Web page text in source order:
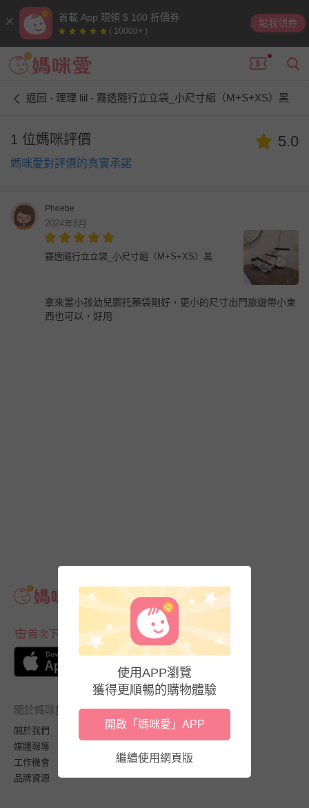
首載 App 現領 $ 100 折價券
( 10000+ )
點我領券
返回 - 理理 liil - 霧透隨行立立袋_小尺寸組（M+S+XS）黑
1 位媽咪評價
媽咪愛對評價的真實承諾
5.0
Phoebe
2024年8月
霧透隨行立立袋_小尺寸組（M+S+XS）黑
拿來當小孩幼兒園托藥袋剛好，更小的尺寸出門旅遊帶小東
西也可以，好用
首次下載APP送$100折價券
關於媽咪愛
關於我們
媒體報導
工作機會
品牌資源
使用APP瀏覽
獲得更順暢的購物體驗
開啟「媽咪愛」APP
繼續使用網頁版